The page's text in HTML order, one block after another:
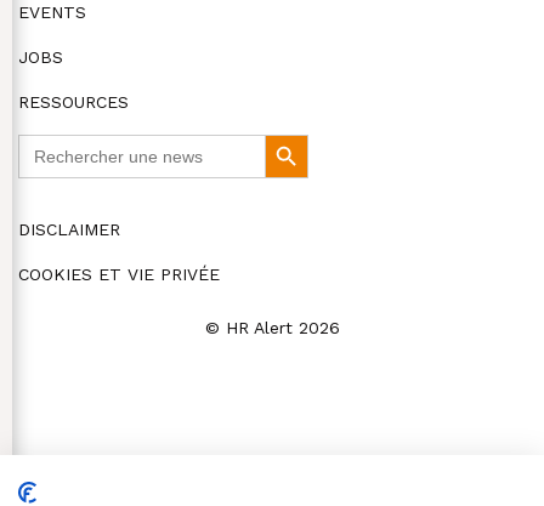
EVENTS
JOBS
RESSOURCES
Search
Button
DISCLAIMER
COOKIES ET VIE PRIVÉE
© HR Alert 2026